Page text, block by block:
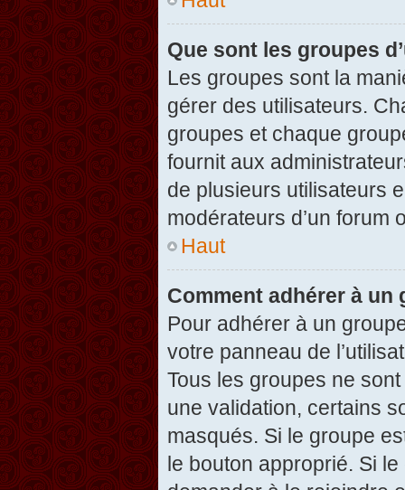
Que sont les groupes
Les groupes sont la
gérer des utilisateurs.
groupes et chaque
fournit aux
de plusieurs utilisateurs
modérateurs d’un forum
Haut
Comment adhérer à un
Pour adhérer à un
votre panneau de
Tous les groupes ne
une validation, certains
masqués. Si le groupe
le bouton approprié. Si